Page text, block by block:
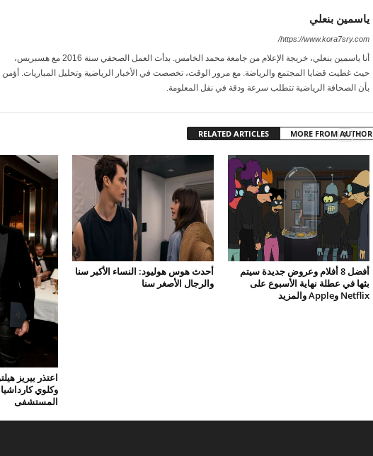
ياسمين بنعلي
https://www.kora7sry.com/
أنا ياسمين بنعلي، خريجة الإعلام من جامعة محمد الخامس. بدأت العمل الصحفي سنة 2016 مع هسبريس،
حيث غطيت قضايا المجتمع والرياضة. مع مرور الوقت، تخصصت في الأخبار الرياضية وتحليل المباريات. أؤمن
بأن الصحافة الرياضية تتطلب سرعة ودقة في نقل المعلومة.
RELATED ARTICLES MORE FROM AUTHOR
اعتذر بيريز
وكلوي
المستشفى
أحدث هوس هوليود: النساء الأكبر سنا
والرجال الأصغر سنا
أفضل 8 أفلام وعروض جديدة سيتم
بثها في عطلة نهاية الأسبوع على
Netflix وApple والمزيد